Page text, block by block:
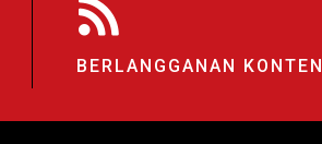
BERLANGGANAN KONTEN